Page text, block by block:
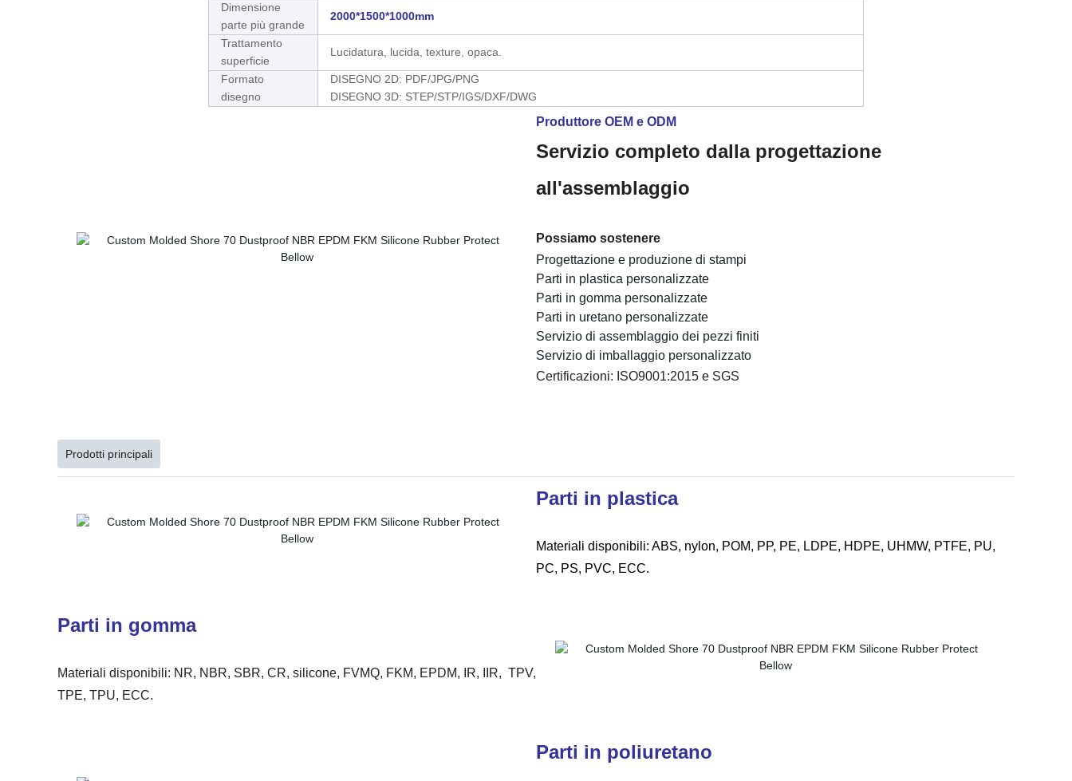
Dimensione
parte più grande
2000*1500*1000mm
Trattamento
superficie
Lucidatura, lucida, texture, opaca.
Formato
disegno
DISEGNO 2D: PDF/JPG/PNG
DISEGNO 3D: STEP/STP/IGS/DXF/DWG
Produttore OEM e ODM
Servizio completo dalla progettazione
all'assemblaggio
Possiamo sostenere
Progettazione e produzione di stampi
Parti in plastica personalizzate
Parti in gomma personalizzate
Parti in uretano personalizzate
Servizio di assemblaggio dei pezzi finiti
Servizio di imballaggio personalizzato
Certificazioni: ISO9001:2015 e SGS
Prodotti principali
Parti in plastica
Materiali disponibili: ABS, nylon, POM, PP, PE, LDPE, HDPE, UHMW, PTFE, PU,
PC, PS, PVC, ECC.
Parti in gomma
Materiali disponibili: NR, NBR, SBR, CR, silicone, FVMQ, FKM, EPDM, IR, IIR, TPV,
TPE, TPU, ECC.
Parti in poliuretano